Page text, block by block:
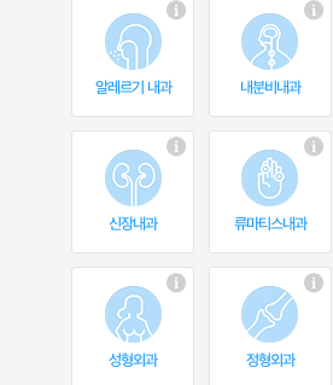
알레르기 내과 내분비내과
신장내과 류마티스내과
성형외과 정형외과